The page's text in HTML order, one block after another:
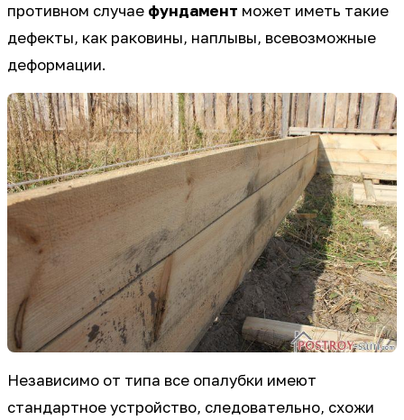
противном случае фундамент может иметь такие
дефекты, как раковины, наплывы, всевозможные
деформации.
Независимо от типа все опалубки имеют
стандартное устройство, следовательно, схожи